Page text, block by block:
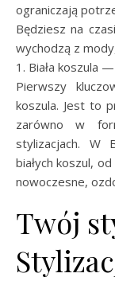
ograniczają
Będziesz na
wychodzą z
1. Biała koszula
Pierwszy
koszula. Jest to
zarówno w
stylizacjach. W
białych koszul,
nowoczesne,
Twój